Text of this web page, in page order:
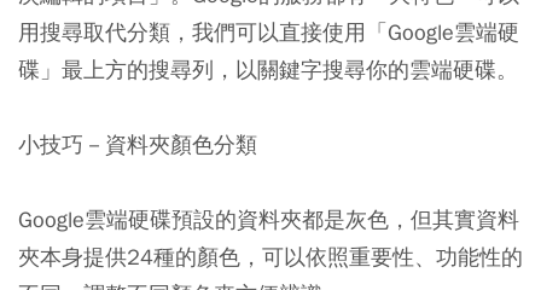
用搜尋取代分類，我們可以直接使用「Google雲端硬
碟」最上方的搜尋列，以關鍵字搜尋你的雲端硬碟。
小技巧－資料夾顏色分類
Google雲端硬碟預設的資料夾都是灰色，但其實資料
夾本身提供24種的顏色，可以依照重要性、功能性的